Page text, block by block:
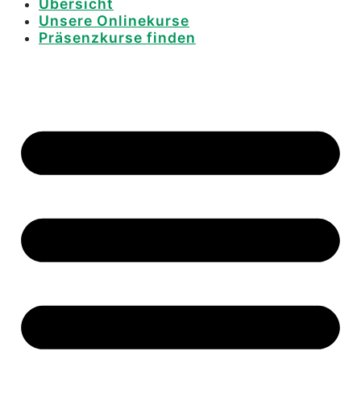
Übersicht
Unsere Onlinekurse
Präsenzkurse finden